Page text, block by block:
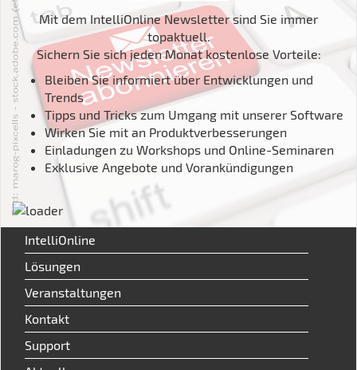
Mit dem IntelliOnline Newsletter sind Sie immer
topaktuell.
Sichern Sie sich jeden Monat kostenlose Vorteile:
Bleiben Sie informiert über Entwicklungen und
Trends
Tipps und Tricks zum Umgang mit unserer Software
Wirken Sie mit an Produktverbesserungen
Einladungen zu Workshops und Online-Seminaren
Exklusive Angebote und Vorankündigungen
IntelliOnline
Lösungen
Veranstaltungen
Kontakt
Support